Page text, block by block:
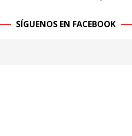
SÍGUENOS EN FACEBOOK